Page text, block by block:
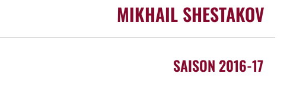
MIKHAIL SHESTAKOV
SAISON 2016-17